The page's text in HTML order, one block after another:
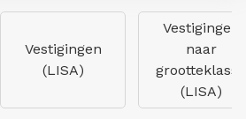
Vestigingen
(LISA)
Vestigingen
naar
grootteklasse
(LISA)